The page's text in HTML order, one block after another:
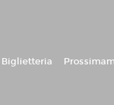
Biglietteria